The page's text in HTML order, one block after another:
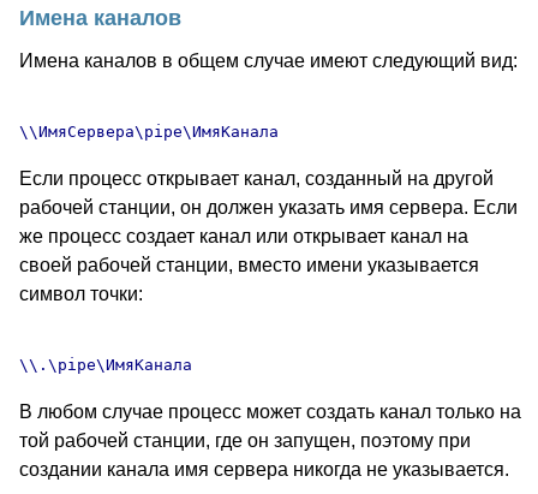
Имена каналов
Имена каналов в общем случае имеют следующий вид:
Если процесс открывает канал, созданный на другой
рабочей станции, он должен указать имя сервера. Если
же процесс создает канал или открывает канал на
своей рабочей станции, вместо имени указывается
символ точки:
В любом случае процесс может создать канал только на
той рабочей станции, где он запущен, поэтому при
создании канала имя сервера никогда не указывается.